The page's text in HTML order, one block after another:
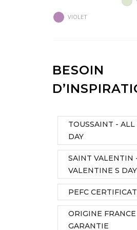
VIOLET
BESOIN
TOUSSAINT - ALL
DAY
SAINT VALENTIN
VALENTINE S DAY
PEFC
ORIGINE FRANCE
GARANTIE